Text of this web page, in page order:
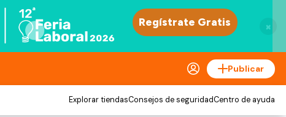
×
Publicar
Explorar tiendasConsejos de seguridadCentro de ayuda